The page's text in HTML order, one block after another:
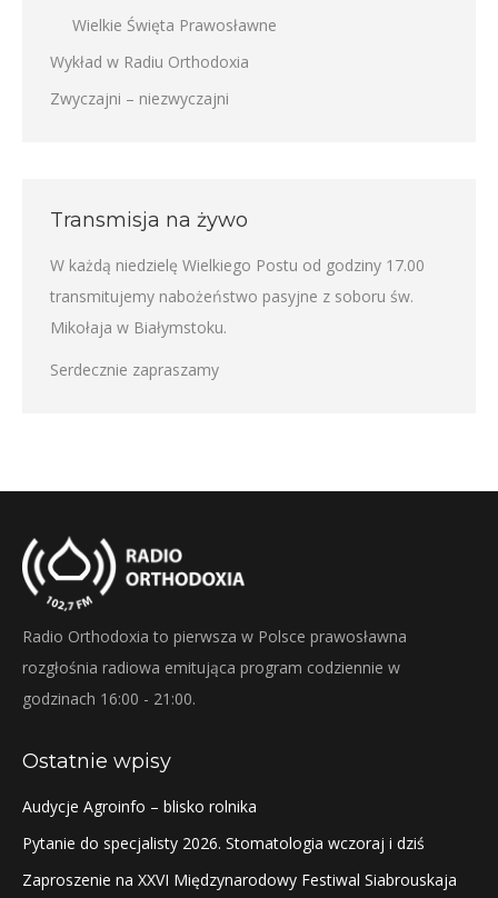
Wielkie Święta Prawosławne
Wykład w Radiu Orthodoxia
Zwyczajni – niezwyczajni
Transmisja na żywo
W każdą niedzielę Wielkiego Postu od godziny 17.00
transmitujemy nabożeństwo pasyjne z soboru św.
Mikołaja w Białymstoku.
Serdecznie zapraszamy
Radio Orthodoxia to pierwsza w Polsce prawosławna
rozgłośnia radiowa emitująca program codziennie w
godzinach 16:00 - 21:00.
Ostatnie wpisy
Audycje Agroinfo – blisko rolnika
Pytanie do specjalisty 2026. Stomatologia wczoraj i dziś
Zaproszenie na XXVI Międzynarodowy Festiwal Siabrouskaja